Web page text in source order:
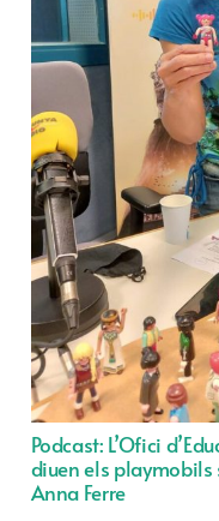
Podcast: L’Ofici
diuen els
Anna Ferre